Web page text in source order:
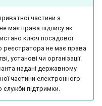
частини з
має права пiдпису як
ключ посадової
реєстратора не має права
установi чи органiзацiї.
наданi державному
частини електронного
служби пiдтримки.